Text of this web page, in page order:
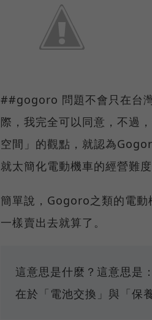
##gogoro 問題不會只在台
際，我完全可以同意，不過
空間」的觀點，就認為
就太簡化電動機車的經營難度
簡單說，Gogoro之類的電動
一樣賣出去就算了。
這意思是什麼？這意思是：
在於「電池交換」與「保